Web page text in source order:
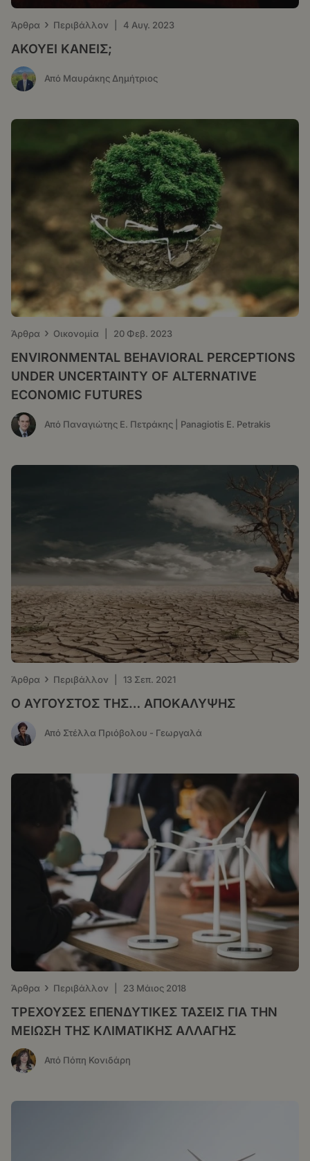
Άρθρα › Περιβάλλον 4 Αυγ. 2023
ΑΚΟΥΕΙ ΚΑΝΕΙΣ;
Από Μαυράκης Δημήτριος
Άρθρα › Οικονομία 20 Φεβ. 2023
ENVIRONMENTAL BEHAVIORAL PERCEPTIONS
UNDER UNCERTAINTY OF ALTERNATIVE
ECONOMIC FUTURES
Από Παναγιώτης Ε. Πετράκης | Panagiotis E. Petrakis
Άρθρα › Περιβάλλον 13 Σεπ. 2021
Ο ΑΥΓΟΥΣΤΟΣ ΤΗΣ… ΑΠΟΚΑΛΥΨΗΣ
Από Στέλλα Πριόβολου - Γεωργαλά
Άρθρα › Περιβάλλον 23 Μάιος 2018
ΤΡΕΧΟΥΣΕΣ ΕΠΕΝΔΥΤΙΚΕΣ ΤΑΣΕΙΣ ΓΙΑ ΤΗΝ
ΜΕΙΩΣΗ ΤΗΣ ΚΛΙΜΑΤΙΚΗΣ ΑΛΛΑΓΗΣ
Από Πόπη Κονιδάρη